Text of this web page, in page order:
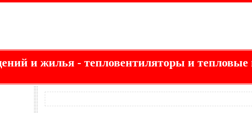
и жилья - тепловентиляторы и